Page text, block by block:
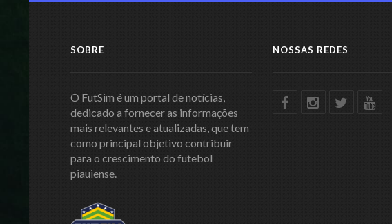
SOBRE
O FutSim é um portal de notícias,
dedicado a fornecer as informações
mais relevantes e atualizadas, que tem
como principal objetivo contribuir
para o crescimento do futebol
piauiense.
NOSSAS REDES